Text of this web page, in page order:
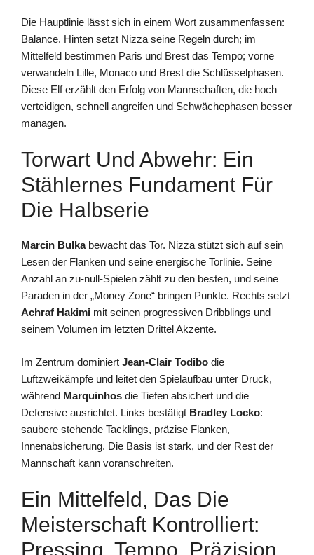
Die Hauptlinie lässt sich in einem Wort zusammenfassen:
Balance. Hinten setzt Nizza seine Regeln durch; im
Mittelfeld bestimmen Paris und Brest das Tempo; vorne
verwandeln Lille, Monaco und Brest die Schlüsselphasen.
Diese Elf erzählt den Erfolg von Mannschaften, die hoch
verteidigen, schnell angreifen und Schwächephasen besser
managen.
Torwart Und Abwehr: Ein
Stählernes Fundament Für
Die Halbserie
Marcin Bulkabewacht das Tor. Nizza stützt sich auf sein
Lesen der Flanken und seine energische Torlinie. Seine
Anzahl an zu-null-Spielen zählt zu den besten, und seine
Paraden in der „Money Zone“ bringen Punkte. Rechts setzt
Achraf Hakimi mit seinen progressiven Dribblings und
seinem Volumen im letzten Drittel Akzente.
Im Zentrum dominiert Jean‑Clair Todibo die
Luftzweikämpfe und leitet den Spielaufbau unter Druck,
während Marquinhos die Tiefen absichert und die
Defensive ausrichtet. Links bestätigt Bradley Locko:
saubere stehende Tacklings, präzise Flanken,
Innenabsicherung. Die Basis ist stark, und der Rest der
Mannschaft kann voranschreiten.
Ein Mittelfeld, Das Die
Meisterschaft Kontrolliert:
Pressing, Tempo, Präzision